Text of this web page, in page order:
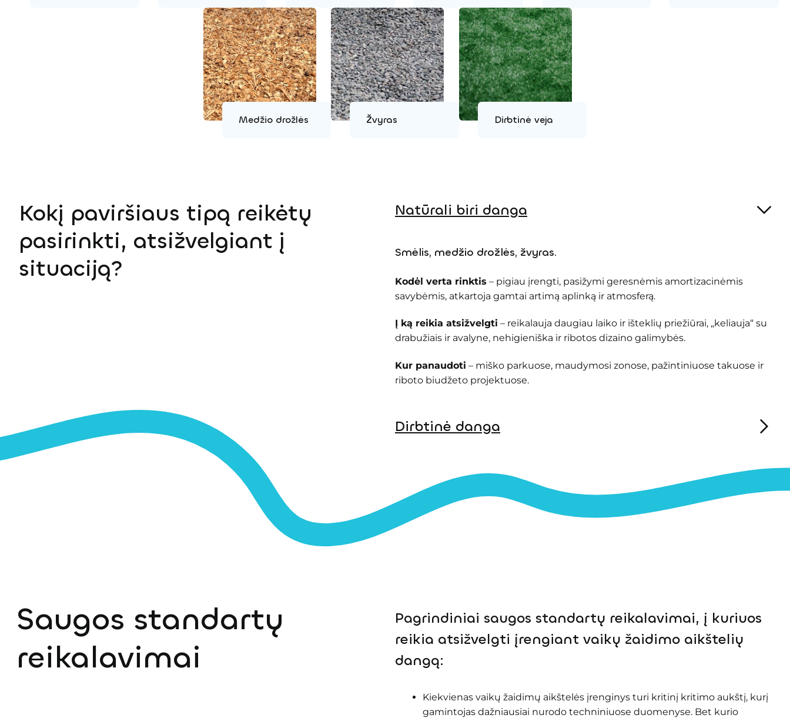
Medžio drožlės Žvyras Dirbtinė veja
Kokį paviršiaus tipą reikėtų
pasirinkti, atsižvelgiant į
situaciją?
Natūrali biri danga
Smėlis, medžio drožlės, žvyras.
Kodėl verta rinktis – pigiau įrengti, pasižymi geresnėmis amortizacinėmis
savybėmis, atkartoja gamtai artimą aplinką ir atmosferą.
Į ką reikia atsižvelgti – reikalauja daugiau laiko ir išteklių priežiūrai, „keliauja“ su
drabužiais ir avalyne, nehigieniška ir ribotos dizaino galimybės.
Kur panaudoti – miško parkuose, maudymosi zonose, pažintiniuose takuose ir
riboto biudžeto projektuose.
Dirbtinė danga
Guminės plytelės, gumos granulių liejama danga (EPDM arba TPV),
dirbtinė žolė, gumos mulčias.
Kodėl verta rinktis
– higieniškiau, platesnė spalvų gama ir dizaino galimybės,
paprastesnė ir ekonomiškesnė priežiūra, išlaikoma švaresnė ir tvarkingesnė
Saugos standartų
reikalavimai
Pagrindiniai saugos standartų reikalavimai, į kuriuos
reikia atsižvelgti įrengiant vaikų žaidimo aikštelių
dangą:
Kiekvienas vaikų žaidimų aikštelės įrenginys turi kritinį kritimo aukštį, kurį
gamintojas dažniausiai nurodo techniniuose duomenyse. Bet kurio